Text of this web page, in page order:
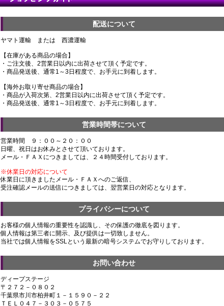
配送について
ヤマト運輸 または 西濃運輸
【在庫がある商品の場合】
・ご注文後、2営業日以内に出荷させて頂く予定です。
・商品発送後、通常1～3日程度で、お手元に到着します。
【海外お取り寄せ商品の場合】
・商品が入荷次第、2営業日以内に出荷させて頂く予定です。
・商品発送後、通常1～3日程度で、お手元に到着します。
営業時間帯について
営業時間 ９：００～２０：００
日曜、祝日はお休みとさせて頂いております。
メール・ＦＡＸにつきましては、２４時間受付しております。
※休業日の対応について
休業日に頂きましたメール・ＦＡＸへのご返信、
受注確認メールの送信につきましては、翌営業日の対応となります。
プライバシーについて
お客様の個人情報の重要性を認識し、その保護の徹底を図ります。
個人情報は第三者に開示、及び提供は一切致しません。
当社では個人情報をSSLという最新の暗号システムでお守りしております。
お問い合わせ
ディープステージ
〒２７２－０８０２
千葉県市川市柏井町１－１５９０－２２
ＴＥＬ０４７－３０３－０５７５